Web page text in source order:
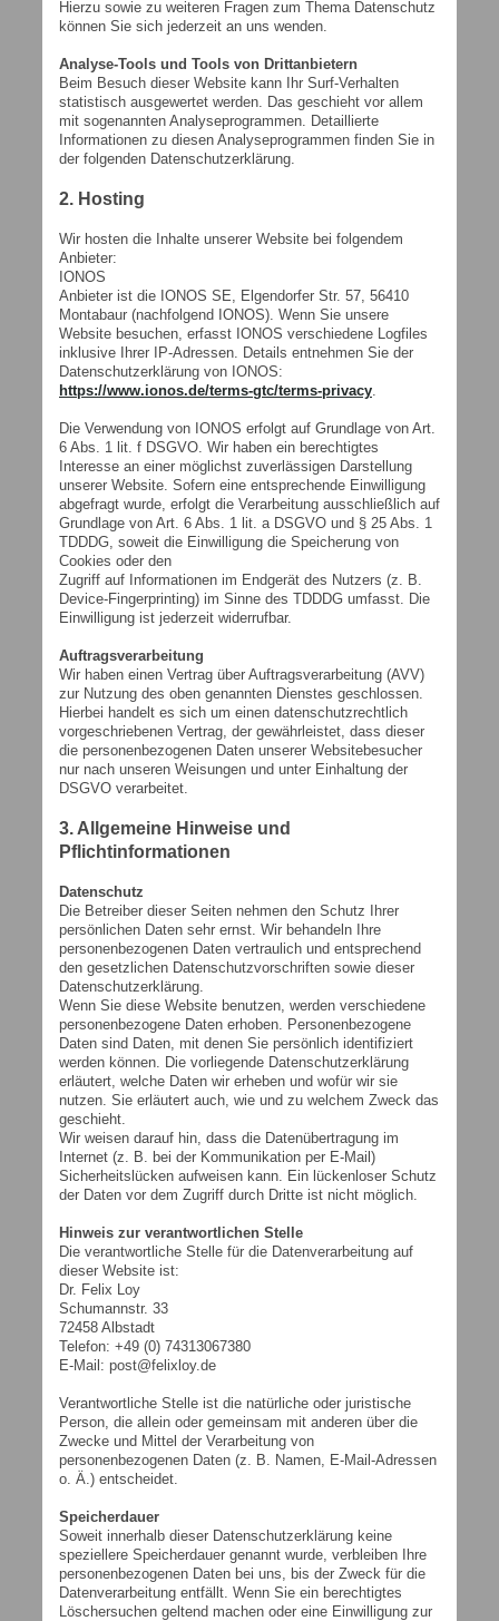
Hierzu sowie zu weiteren Fragen zum Thema Datenschutz
können Sie sich jederzeit an uns wenden.
Analyse-Tools und Tools von Drittanbietern
Beim Besuch dieser Website kann Ihr Surf-Verhalten
statistisch ausgewertet werden. Das geschieht vor allem
mit sogenannten Analyseprogrammen. Detaillierte
Informationen zu diesen Analyseprogrammen finden Sie in
der folgenden Datenschutzerklärung.
2. Hosting
Wir hosten die Inhalte unserer Website bei folgendem
Anbieter:
IONOS
Anbieter ist die IONOS SE, Elgendorfer Str. 57, 56410
Montabaur (nachfolgend IONOS). Wenn Sie unsere
Website besuchen, erfasst IONOS verschiedene Logfiles
inklusive Ihrer IP-Adressen. Details entnehmen Sie der
Datenschutzerklärung von IONOS:
https://www.ionos.de/terms-gtc/terms-privacy.
Die Verwendung von IONOS erfolgt auf Grundlage von Art.
6 Abs. 1 lit. f DSGVO. Wir haben ein berechtigtes
Interesse an einer möglichst zuverlässigen Darstellung
unserer Website. Sofern eine entsprechende Einwilligung
abgefragt wurde, erfolgt die Verarbeitung ausschließlich auf
Grundlage von Art. 6 Abs. 1 lit. a DSGVO und § 25 Abs. 1
TDDDG, soweit die Einwilligung die Speicherung von
Cookies oder den
Zugriff auf Informationen im Endgerät des Nutzers (z. B.
Device-Fingerprinting) im Sinne des TDDDG umfasst. Die
Einwilligung ist jederzeit widerrufbar.
Auftragsverarbeitung
Wir haben einen Vertrag über Auftragsverarbeitung (AVV)
zur Nutzung des oben genannten Dienstes geschlossen.
Hierbei handelt es sich um einen datenschutzrechtlich
vorgeschriebenen Vertrag, der gewährleistet, dass dieser
die personenbezogenen Daten unserer Websitebesucher
nur nach unseren Weisungen und unter Einhaltung der
DSGVO verarbeitet.
3. Allgemeine Hinweise und
Pflichtinformationen
Datenschutz
Die Betreiber dieser Seiten nehmen den Schutz Ihrer
persönlichen Daten sehr ernst. Wir behandeln Ihre
personenbezogenen Daten vertraulich und entsprechend
den gesetzlichen Datenschutzvorschriften sowie dieser
Datenschutzerklärung.
Wenn Sie diese Website benutzen, werden verschiedene
personenbezogene Daten erhoben. Personenbezogene
Daten sind Daten, mit denen Sie persönlich identifiziert
werden können. Die vorliegende Datenschutzerklärung
erläutert, welche Daten wir erheben und wofür wir sie
nutzen. Sie erläutert auch, wie und zu welchem Zweck das
geschieht.
Wir weisen darauf hin, dass die Datenübertragung im
Internet (z. B. bei der Kommunikation per E-Mail)
Sicherheitslücken aufweisen kann. Ein lückenloser Schutz
der Daten vor dem Zugriff durch Dritte ist nicht möglich.
Hinweis zur verantwortlichen Stelle
Die verantwortliche Stelle für die Datenverarbeitung auf
dieser Website ist:
Dr. Felix Loy
Schumannstr. 33
72458 Albstadt
Telefon: +49 (0) 74313067380
E-Mail: post@felixloy.de
Verantwortliche Stelle ist die natürliche oder juristische
Person, die allein oder gemeinsam mit anderen über die
Zwecke und Mittel der Verarbeitung von
personenbezogenen Daten (z. B. Namen, E-Mail-Adressen
o. Ä.) entscheidet.
Speicherdauer
Soweit innerhalb dieser Datenschutzerklärung keine
speziellere Speicherdauer genannt wurde, verbleiben Ihre
personenbezogenen Daten bei uns, bis der Zweck für die
Datenverarbeitung entfällt. Wenn Sie ein berechtigtes
Löschersuchen geltend machen oder eine Einwilligung zur